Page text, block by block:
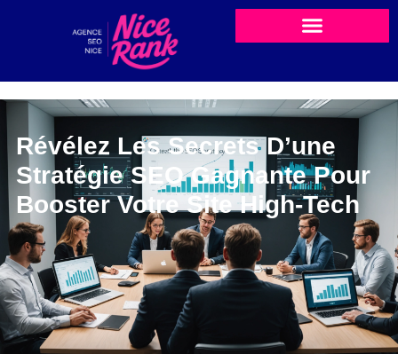
Révélez Les Secrets D’une
Stratégie SEO Gagnante Pour
Booster Votre Site High-Tech